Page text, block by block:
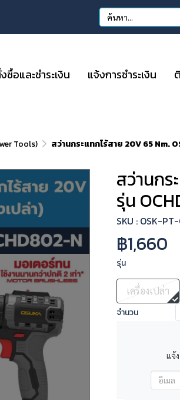
ซื้อและชำระเงิน แจ้งการชำระเงิน
Tools) สว่านกระแทกไร้สาย 20V 65 Nm.
สว่านกร
รุ่น
SKU : OSK-
฿1,660
รุ่น
เครื่องเปล่า
จำนวน
แจ้